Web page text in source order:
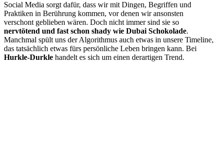
Social Media sorgt dafür, dass wir mit Dingen, Begriffen und
Praktiken in Berührung kommen, vor denen wir ansonsten
verschont geblieben wären. Doch nicht immer sind sie so
nervtötend und fast schon shady wie Dubai Schokolade.
Manchmal spült uns der Algorithmus auch etwas in unsere Timeline,
das tatsächlich etwas fürs persönliche Leben bringen kann. Bei
Hurkle-Durkle handelt es sich um einen derartigen Trend.